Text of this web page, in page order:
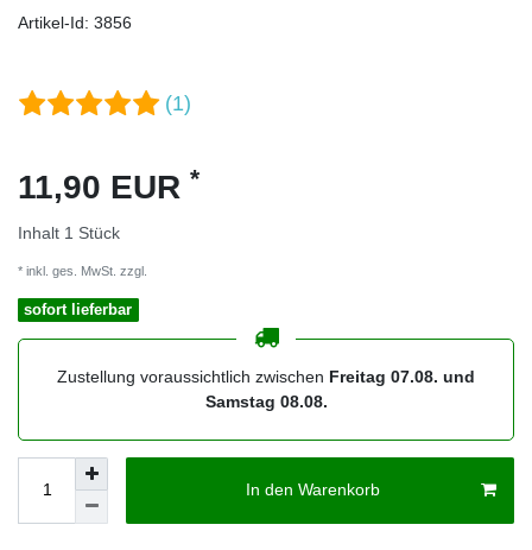
Artikel-Id: 3856
(1)
11,90 EUR *
Inhalt 1 Stück
* inkl. ges. MwSt. zzgl.
sofort lieferbar
Zustellung voraussichtlich zwischen Freitag 07.08. und
Samstag 08.08.
In den Warenkorb